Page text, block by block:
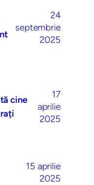
24
septembrie
2025
cine
17
aprilie
2025
15 aprilie
2025